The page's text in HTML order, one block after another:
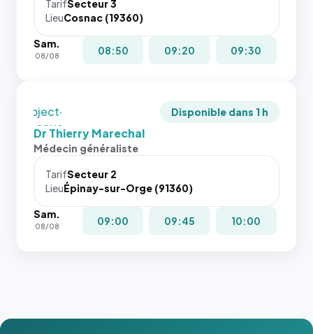
navigateur
pas la
place, et
dernières
images de
l'annuaire
dans ce
cas. #}
TarifSecteur 3
LieuCosnac (19360)
Sam.
08/08 08:50 09:20 09:30
juste à
toutes les
puisque la
`object-
fit: cover`.
Sans ces
navigateur
pas la
place, et
Disponible dans 1 h
Dr Thierry Marechal
Médecin généraliste
TarifSecteur 2
LieuÉpinay-sur-Orge (91360)
Sam.
08/08 09:00 09:45 10:00